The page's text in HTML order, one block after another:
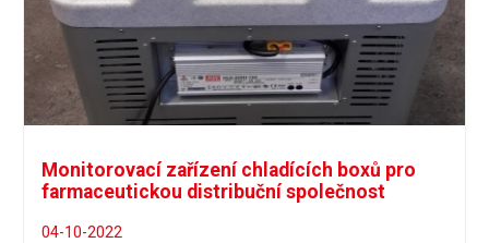
Monitorovací zařízení chladících boxů pro
farmaceutickou distribuční společnost
04-10-2022